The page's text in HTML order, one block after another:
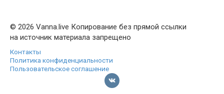
© 2026 Vanna.live Копирование без прямой ссылки
на источник материала запрещено
Контакты
Политика конфиденциальности
Пользовательское соглашение